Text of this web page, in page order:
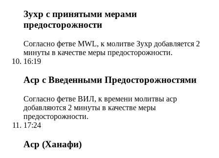
Зухр с принятыми мерами
предосторожности
Согласно фетве MWL, к молитве Зухр добавляется 2
минуты в качестве меры предосторожности.
16:19
Аср с Введенными Предосторожностями
Согласно фетве ВИЛ, к времени молитвы аср
добавляются 2 минуты в качестве меры
предосторожности.
17:24
Аср (Ханафи)